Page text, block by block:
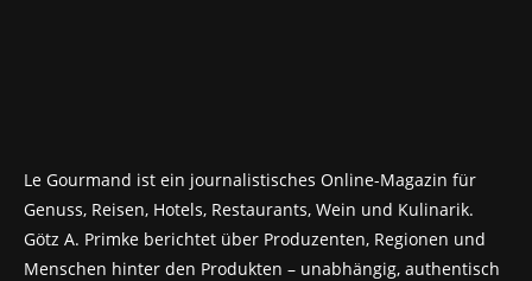
Le Gourmand ist ein journalistisches Online-Magazin für
Genuss, Reisen, Hotels, Restaurants, Wein und Kulinarik.
Götz A. Primke berichtet über Produzenten, Regionen und
Menschen hinter den Produkten – unabhängig, authentisch